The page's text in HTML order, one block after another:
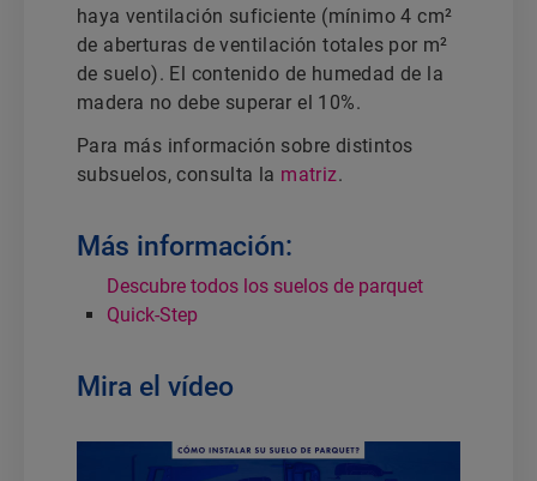
haya ventilación suficiente (mínimo 4 cm²
de aberturas de ventilación totales por m²
de suelo). El contenido de humedad de la
madera no debe superar el 10%.
Para más información sobre distintos
subsuelos, consulta la matriz.
Más información:
Descubre todos los suelos de parquet
Quick-Step
Mira el vídeo